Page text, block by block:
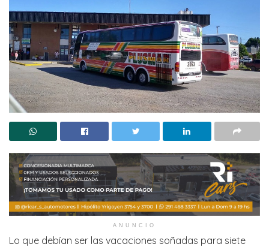
ANUNCIO
Lo que debían ser las vacaciones soñadas para siete